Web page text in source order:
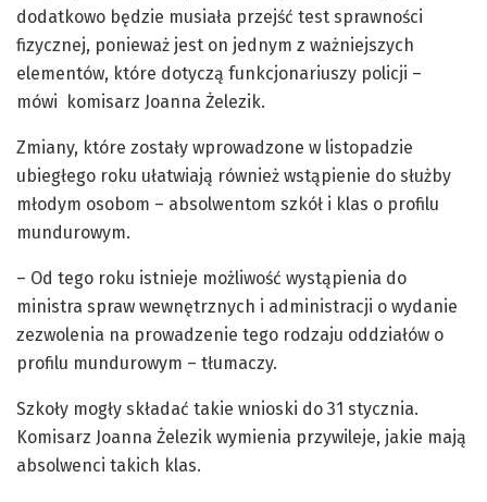
dodatkowo będzie musiała przejść test sprawności
fizycznej, ponieważ jest on jednym z ważniejszych
elementów, które dotyczą funkcjonariuszy policji –
mówi komisarz Joanna Żelezik.
Zmiany, które zostały wprowadzone w listopadzie
ubiegłego roku ułatwiają również wstąpienie do służby
młodym osobom – absolwentom szkół i klas o profilu
mundurowym.
– Od tego roku istnieje możliwość wystąpienia do
ministra spraw wewnętrznych i administracji o wydanie
zezwolenia na prowadzenie tego rodzaju oddziałów o
profilu mundurowym – tłumaczy.
Szkoły mogły składać takie wnioski do 31 stycznia.
Komisarz Joanna Żelezik wymienia przywileje, jakie mają
absolwenci takich klas.